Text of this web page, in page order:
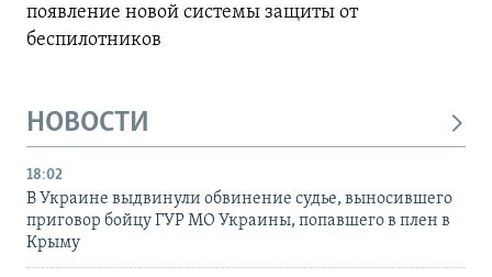
появление новой системы защиты от
беспилотников
НОВОСТИ
18:02
В Украине выдвинули обвинение судье, выносившего
приговор бойцу ГУР МО Украины, попавшего в плен в
Крыму